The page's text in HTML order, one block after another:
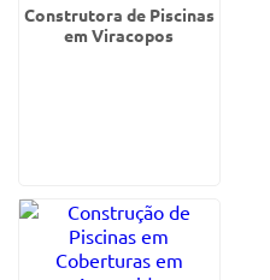
Construtora de Piscinas
em Viracopos